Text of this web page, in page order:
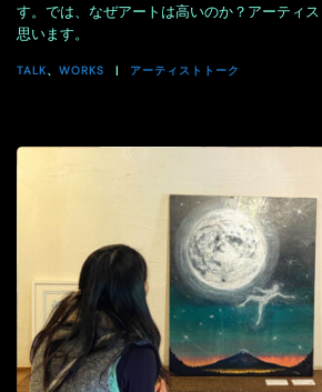
す。では、なぜアートは高いのか？アーティ
思います。
TALK、 WORKS アーティストトーク